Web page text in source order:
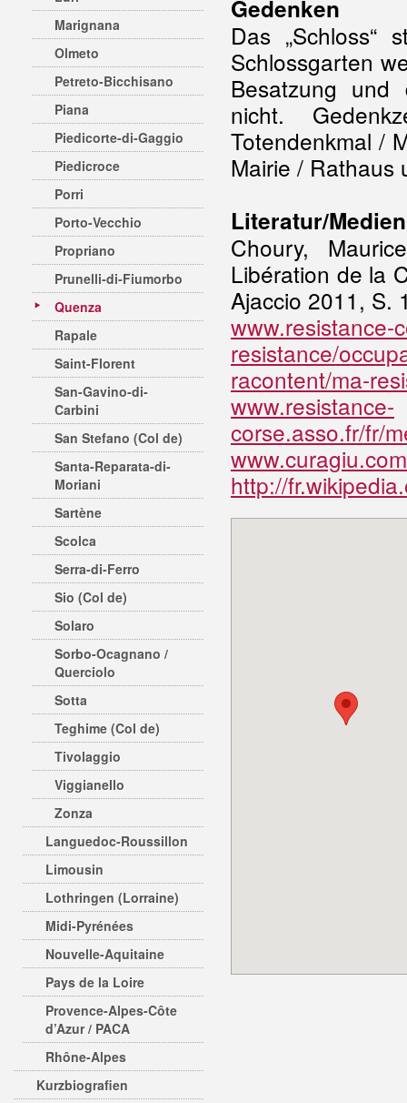
Marignana
Olmeto
Petreto-Bicchisano
Piana
Piedicorte-di-Gaggio
Piedicroce
Porri
Porto-Vecchio
Propriano
Prunelli-di-Fiumorbo
Quenza
Rapale
Saint-Florent
San-Gavino-di-
Carbini
San Stefano (Col de)
Santa-Reparata-di-
Moriani
Sartène
Scolca
Serra-di-Ferro
Sio (Col de)
Solaro
Sorbo-Ocagnano /
Querciolo
Sotta
Teghime (Col de)
Tivolaggio
Viggianello
Zonza
Languedoc-Roussillon
Limousin
Lothringen (Lorraine)
Midi-Pyrénées
Nouvelle-Aquitaine
Pays de la Loire
Provence-Alpes-Côte
d’Azur / PACA
Rhône-Alpes
Kurzbiografien
Gedenken
Das „Schloss“
Schlossgarten
Besatzung
nicht.
Totendenkmal /
Mairie / Rathaus
Literatur/Medien
Choury,
Libération de la
Ajaccio 2011, S.
www.resistance-
resistance/
racontent/ma-
www.resistance-
corse.asso.fr/fr/
http://